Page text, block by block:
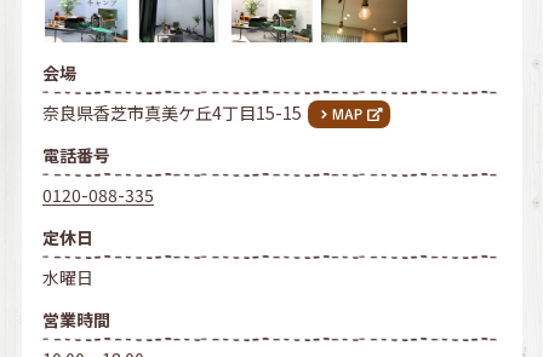
会場
奈良県香芝市真美ケ丘4丁目15-15
電話番号
0120-088-335
定休日
水曜日
営業時間